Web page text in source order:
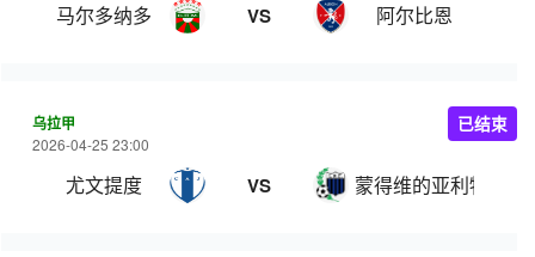
马尔多纳多 VS 阿尔比恩
乌拉甲
2026-04-25 23:00
尤文提度 VS 蒙得维的亚利物浦
已结束